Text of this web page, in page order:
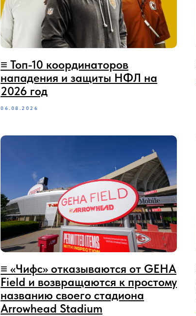
≡ Топ-10 координаторов
нападения и защиты НФЛ на
2026 год
06.08.2026
≡‪‪‪ «Чифс» отказываются от GEHA
Field и возвращаются к простому
названию своего стадиона
Arrowhead Stadium